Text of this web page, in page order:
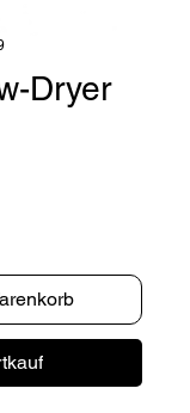
Dryer